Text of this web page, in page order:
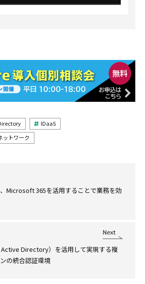
IDaaS
ットワーク
Microsoft 365を活用することで業務を効
Directory）を活用して実現する複
の統合認証環境